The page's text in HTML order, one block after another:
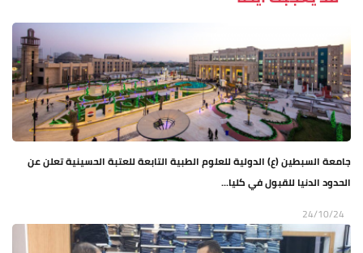
جامعة السبطين (ع) الدولية للعلوم الطبية التابعة للعتبة الحسينية تعلن عن
الحدود الدنيا للقبول في كليا...
24/10/24